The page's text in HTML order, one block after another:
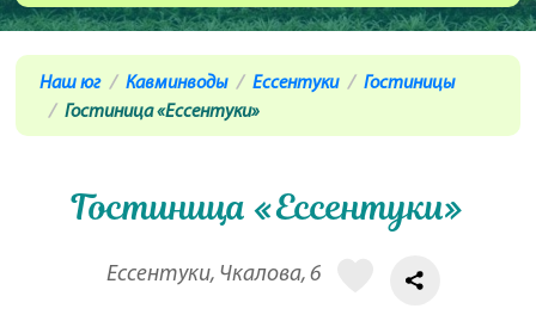
Наш юг Кавминводы Ессентуки
Гостиницы
Гостиница «Ессентуки»
Гостиница «Ессентуки»
Ессентуки, Чкалова, 6